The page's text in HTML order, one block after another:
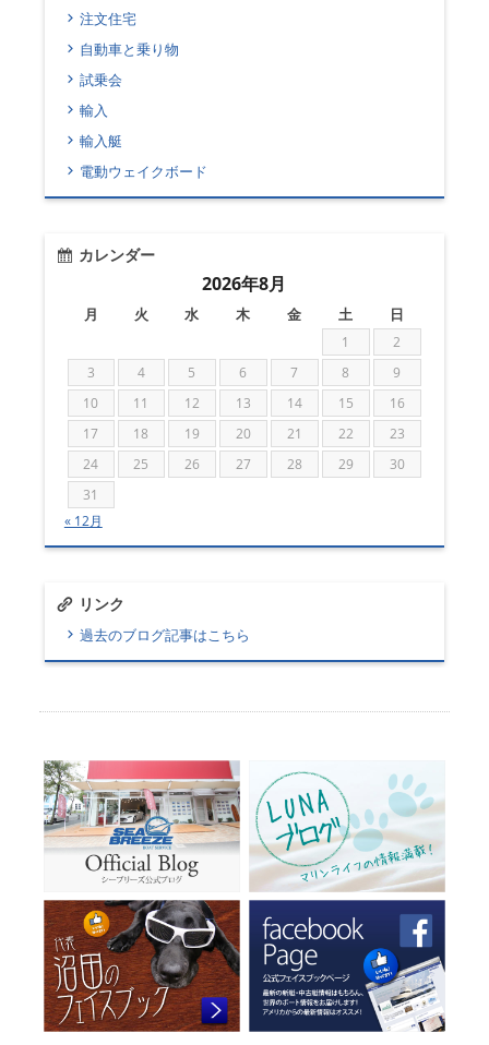
注文住宅
自動車と乗り物
試乗会
輸入
輸入艇
電動ウェイクボード
カレンダー
2026年8月
月 火 水 木 金 土 日
1
2
3
4 5 6 7 8
9
10
11 12 13 14 15
16
17
18 19 20 21 22
23
24
25 26 27 28 29
30
31
« 12月
リンク
過去のブログ記事はこちら